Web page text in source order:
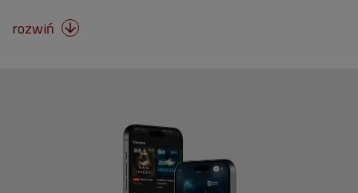
rozwiń 